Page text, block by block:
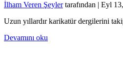
İlham Veren Şeylertarafından | Eyl
Uzun yıllardır karikatür dergilerini
Devamını oku